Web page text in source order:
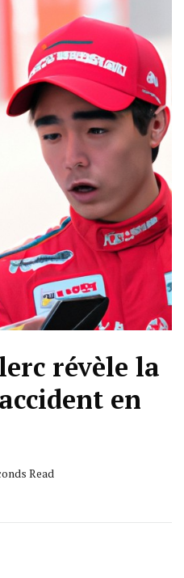
révèle la
en
Read